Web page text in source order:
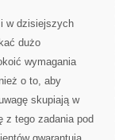
w dzisiejszych
dużo
wymagania
o to, aby
skupiają w
z tego zadania pod